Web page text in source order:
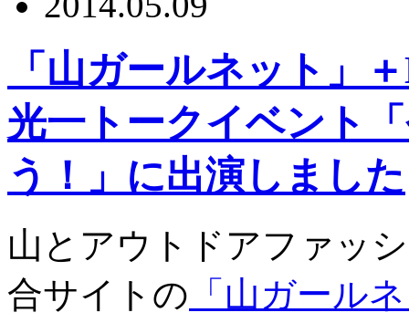
「山ガールネット」
光一トークイベント
う！」に出演しました
山とアウトドアファッ
合サイトの 「山ガール